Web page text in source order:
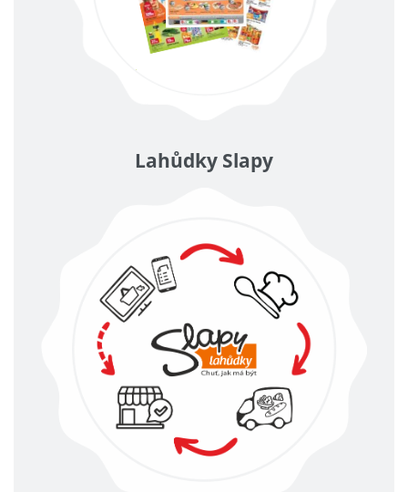
Lahůdky Slapy